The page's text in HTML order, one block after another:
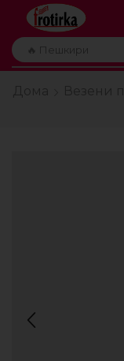
🔥 Пешкири